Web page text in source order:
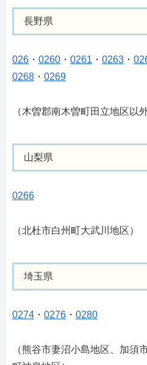
長野県
026 ・ 0260 ・ 0261 ・ 0263 ・
0268 ・ 0269
（木曽郡南木曽町田立地区以外
山梨県
0266
（北杜市白州町大武川地区）
埼玉県
0274 ・ 0276 ・ 0280
（熊谷市妻沼小島地区、加須